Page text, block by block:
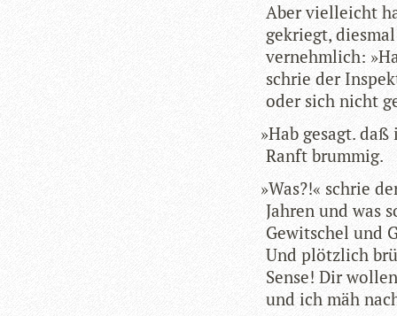
Aber viel­leicht
gekriegt,
ver­nehm­lich:
schrie der
oder sich nicht
»Hab gesagt. daß
Ranft brummig.
»Was?!« schrie
Jah­ren und was
Gewit­schel und
Und plötz­lich
Sense! Dir
und ich mäh